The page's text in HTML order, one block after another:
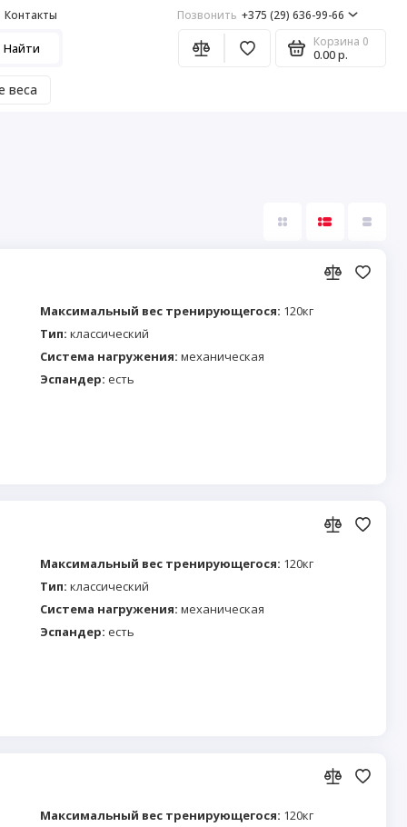
Контакты Позвонить +375 (29) 636-99-66
Найти Корзина 0
0.00 р.
веса
Максимальный вес тренирующегося: 120кг
Тип: классический
Система нагружения: механическая
Эспандер: есть
Максимальный вес тренирующегося: 120кг
Тип: классический
Система нагружения: механическая
Эспандер: есть
Максимальный вес тренирующегося: 120кг